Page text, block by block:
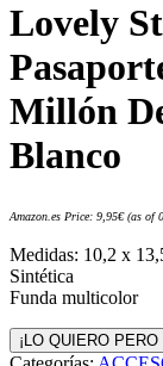
Lovely
Millón
Blanco
Amazon.es Price: 9,95€(as of
Medidas: 10,2 x
Sintética
Funda multicolor
¡LO QUIERO PERO